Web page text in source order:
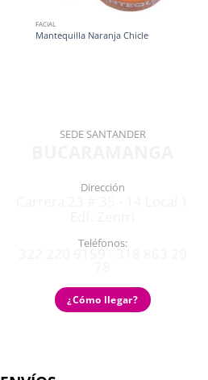
FACIAL
Mantequilla Naranja Chicle
SEDE SANTANDER
Dirección
Teléfonos:
¿Cómo llegar?